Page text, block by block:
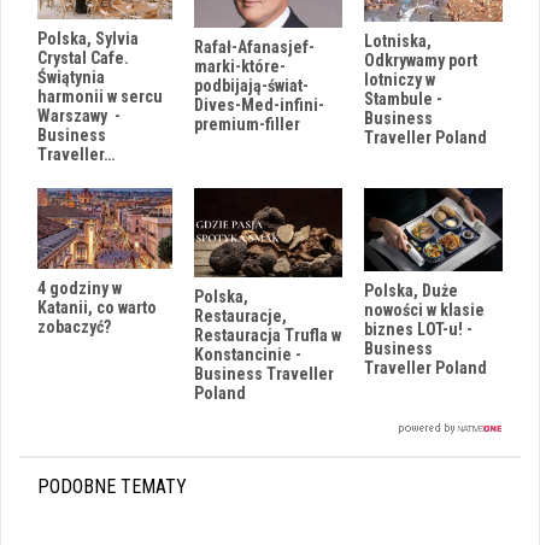
Polska, Sylvia
Crystal Cafe.
Świątynia
harmonii w sercu
Warszawy -
Business
Traveller…
Rafał-Afanasjef-
marki-które-
podbijają-świat-
Dives-Med-infini-
premium-filler
Lotniska,
Odkrywamy port
lotniczy w
Stambule -
Business
Traveller Poland
4 godziny w
Katanii, co warto
zobaczyć?
Polska,
Restauracje,
Restauracja Trufla w
Konstancinie -
Business Traveller
Poland
Polska, Duże
nowości w klasie
biznes LOT-u! -
Business
Traveller Poland
PODOBNE TEMATY